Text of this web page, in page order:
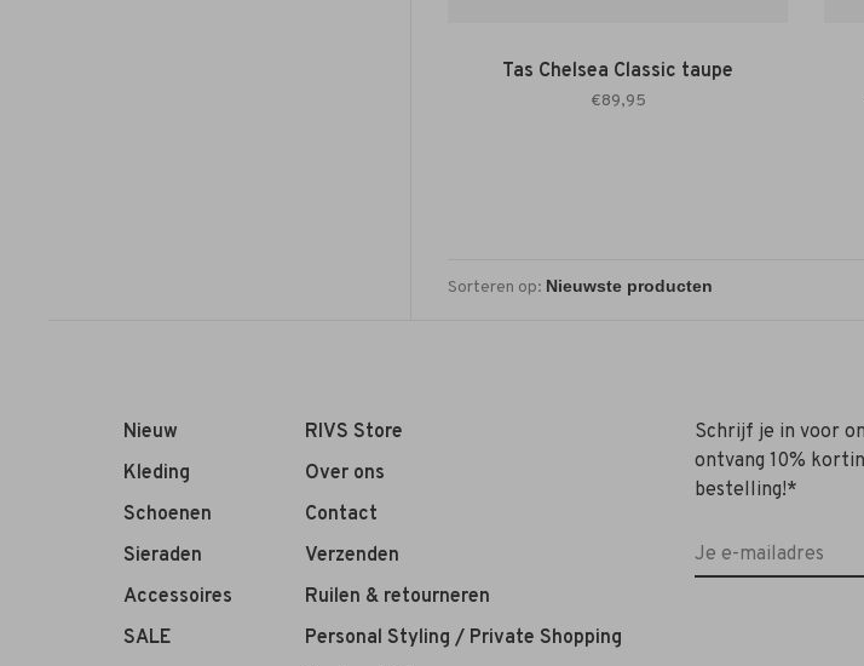
Tas Chelsea Classic taupe
€89,95
Sorteren op:
Nieuw
Kleding
Schoenen
Sieraden
Accessoires
SALE
RIVS Store
Over ons
Contact
Verzenden
Ruilen & retourneren
Personal Styling / Private Shopping
Schrijf je in voor
ontvang 10%
bestelling!*